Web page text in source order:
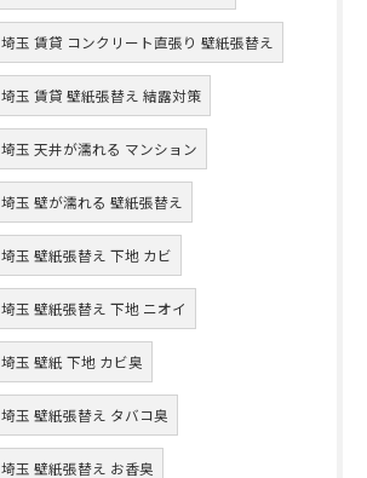
埼玉 賃貸 コンクリート直張り 壁紙張替え
埼玉 賃貸 壁紙張替え 結露対策
埼玉 天井が濡れる マンション
埼玉 壁が濡れる 壁紙張替え
埼玉 壁紙張替え 下地 カビ
埼玉 壁紙張替え 下地 ニオイ
埼玉 壁紙 下地 カビ臭
埼玉 壁紙張替え タバコ臭
埼玉 壁紙張替え お香臭